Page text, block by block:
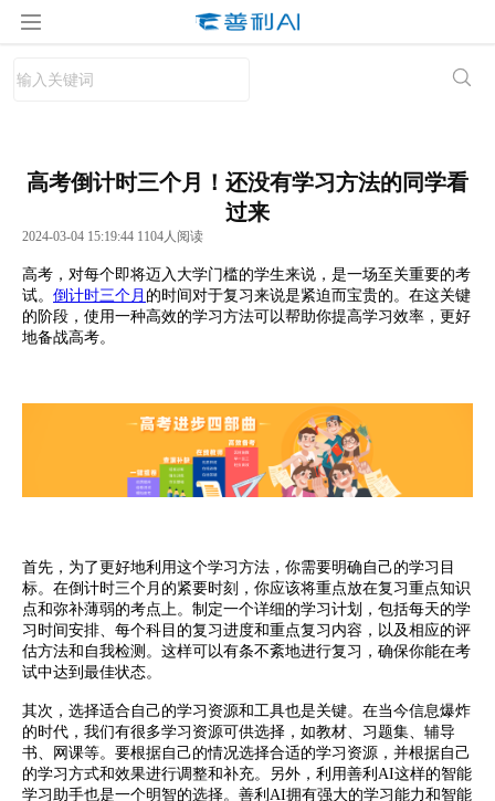
高考倒计时三个月！还没有学习方法的同学看
过来
2024-03-04 15:19:44 1104人阅读
高考，对每个即将迈入大学门槛的学生来说，是一场至关重要的考
试。 倒计时三个月 的时间对于复习来说是紧迫而宝贵的。在这关键
的阶段，使用一种高效的学习方法可以帮助你提高学习效率，更好
地备战高考。
首先，为了更好地利用这个学习方法，你需要明确自己的学习目
标。在倒计时三个月的紧要时刻，你应该将重点放在复习重点知识
点和弥补薄弱的考点上。制定一个详细的学习计划，包括每天的学
习时间安排、每个科目的复习进度和重点复习内容，以及相应的评
估方法和自我检测。这样可以有条不紊地进行复习，确保你能在考
试中达到最佳状态。
其次，选择适合自己的学习资源和工具也是关键。在当今信息爆炸
的时代，我们有很多学习资源可供选择，如教材、习题集、辅导
书、网课等。要根据自己的情况选择合适的学习资源，并根据自己
的学习方式和效果进行调整和补充。另外，利用善利AI这样的智能
学习助手也是一个明智的选择。善利AI拥有强大的学习能力和智能